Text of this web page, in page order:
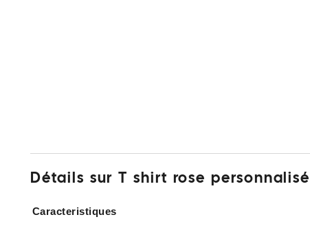
Détails sur T shirt rose
Caracteristiques